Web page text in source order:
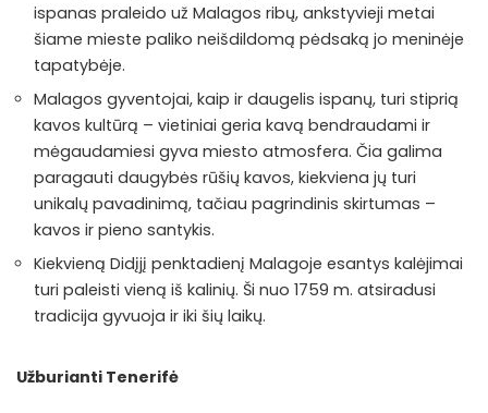
ispanas praleido už Malagos ribų, ankstyvieji metai
šiame mieste paliko neišdildomą pėdsaką jo meninėje
tapatybėje.
Malagos gyventojai, kaip ir daugelis ispanų, turi stiprią
kavos kultūrą – vietiniai geria kavą bendraudami ir
mėgaudamiesi gyva miesto atmosfera. Čia galima
paragauti daugybės rūšių kavos, kiekviena jų turi
unikalų pavadinimą, tačiau pagrindinis skirtumas –
kavos ir pieno santykis.
Kiekvieną Didįjį penktadienį Malagoje esantys kalėjimai
turi paleisti vieną iš kalinių. Ši nuo 1759 m. atsiradusi
tradicija gyvuoja ir iki šių laikų.
Užburianti Tenerifė